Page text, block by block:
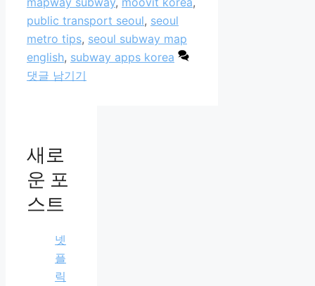
public transport seoul, seoul
metro tips, seoul subway map
english, subway apps korea
댓글 남기기
새로
운 포
스트
넷
플
릭